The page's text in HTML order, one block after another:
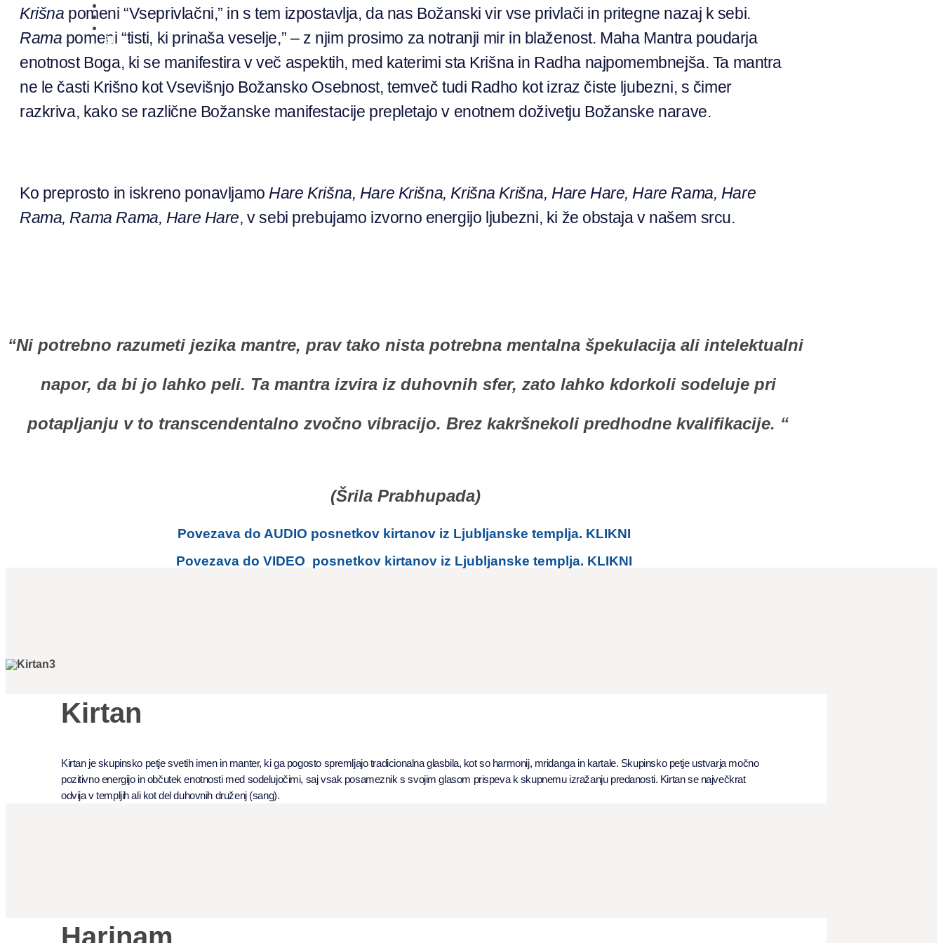
21 24
Krišna pomeni “Vseprivlačni,” in s tem izpostavlja, da nas Božanski vir vse privlači in pritegne nazaj k sebi.
Rama pomeni “tisti, ki prinaša veselje,” – z njim prosimo za notranji mir in blaženost. Maha Mantra poudarja
enotnost Boga, ki se manifestira v več aspektih, med katerimi sta Krišna in Radha najpomembnejša. Ta mantra
ne le časti Krišno kot Vsevišnjo Božansko Osebnost, temveč tudi Radho kot izraz čiste ljubezni, s čimer
razkriva, kako se različne Božanske manifestacije prepletajo v enotnem doživetju Božanske narave.
Ko preprosto in iskreno ponavljamo Hare Krišna, Hare Krišna, Krišna Krišna, Hare Hare, Hare Rama, Hare
Rama, Rama Rama, Hare Hare, v sebi prebujamo izvorno energijo ljubezni, ki že obstaja v našem srcu.
“Ni potrebno razumeti jezika mantre, prav tako nista potrebna mentalna špekulacija ali intelektualni
napor, da bi jo lahko peli. Ta mantra izvira iz duhovnih sfer, zato lahko kdorkoli sodeluje pri
potapljanju v to transcendentalno zvočno vibracijo. Brez kakršnekoli predhodne kvalifikacije. “
(Šrila Prabhupada)
Povezava do AUDIO posnetkov kirtanov iz Ljubljanske templja. KLIKNI
Povezava do VIDEO posnetkov kirtanov iz Ljubljanske templja. KLIKNI
Kirtan
Kirtan je skupinsko petje svetih imen in manter, ki ga pogosto spremljajo tradicionalna glasbila, kot so harmonij, mridanga in kartale. Skupinsko petje ustvarja močno
pozitivno energijo in občutek enotnosti med sodelujočimi, saj vsak posameznik s svojim glasom prispeva k skupnemu izražanju predanosti. Kirtan se največkrat
odvija v templjih ali kot del duhovnih druženj (sang).
Harinam